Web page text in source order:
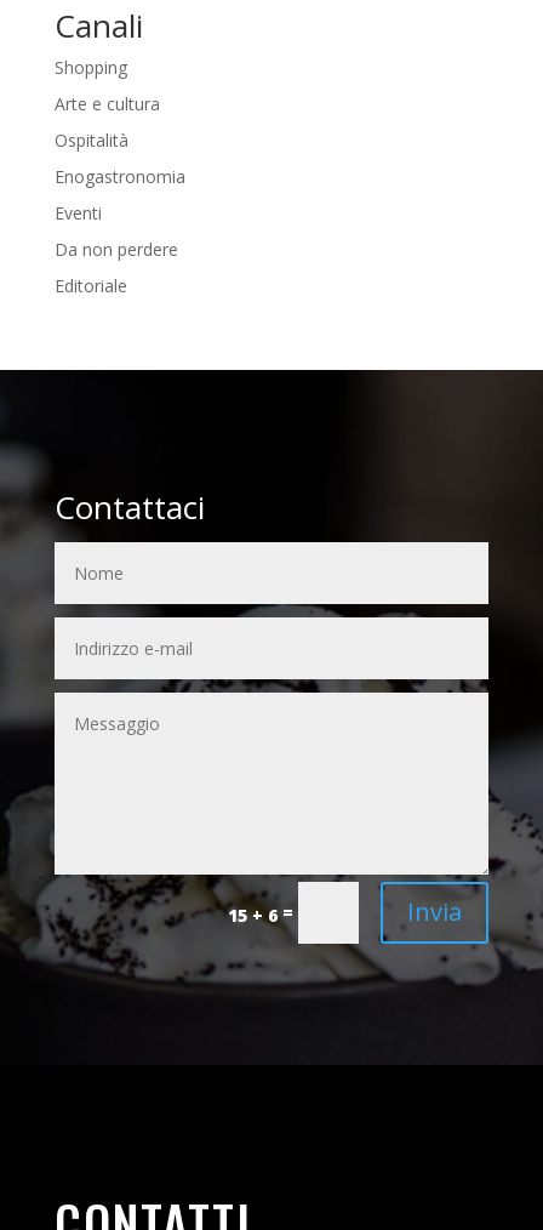
Canali
Shopping
Arte e cultura
Ospitalità
Enogastronomia
Eventi
Da non perdere
Editoriale
Contattaci
15 + 6 = Invia